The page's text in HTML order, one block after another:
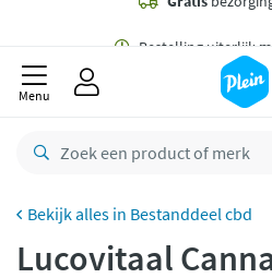
Bestelling uiterlijk
CO2 neutraal
Betaal met
Menu
Bestanddeel cbd
Lucovitaal